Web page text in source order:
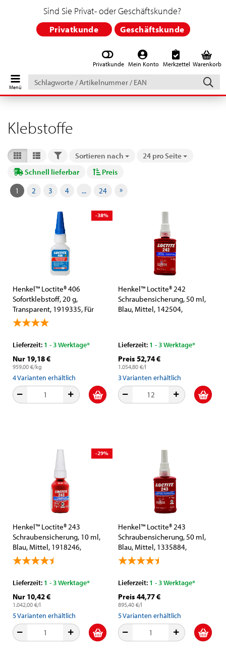
Privatkunde Mein Konto Merkzettel Warenkorb
Schlagworte
/
Artikelnummer
EAN
Sind Sie Privat- oder Geschäftskunde?
Privatkunde Geschäftskunde
Klebstoffe
FILTERSortieren nach
Sortieren nach 24 pro Seite
pro Seite
Schnell lieferbar
Preis
1
2 3 4 ... 24 »
-38%
Henkel™ Loctite® 406
Sofortklebstoff, 20 g,
Transparent, 1919335, Für
Kunststoff und Gummi
Lieferzeit: 1 - 3 Werktage*
Nur 19,18 €
959,00 €/kg
4Varianten erhältlich
Henkel™ Loctite® 242
Schraubensicherung, 50 ml,
Blau, Mittel, 142504,
Lieferzeit: 1 - 3 Werktage*
Preis 52,74 €
1.054,80 €/l
3Varianten erhältlich
-29%
Henkel™ Loctite® 243
Schraubensicherung, 10 ml,
Blau, Mittel, 1918246,
Universell einsetzbar
Lieferzeit: 1 - 3 Werktage*
Nur 10,42 €
1.042,00 €/l
5Varianten erhältlich
Henkel™ Loctite® 243
Schraubensicherung, 50 ml,
Blau, Mittel, 1335884,
Universell einsetzbar
Lieferzeit: 1 - 3 Werktage*
Preis 44,77 €
895,40 €/l
5Varianten erhältlich